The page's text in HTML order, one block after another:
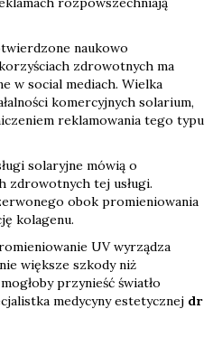
naukowo
zdrowotnych ma
w social mediach. Wielka
komercyjnych solarium,
reklamowania tego typu
solaryjne mówią o
zdrowotnych tej usługi.
obok promieniowania
kolagenu.
UV wyrządza
większe szkody niż
przynieść światło
medycyny estetycznej dr